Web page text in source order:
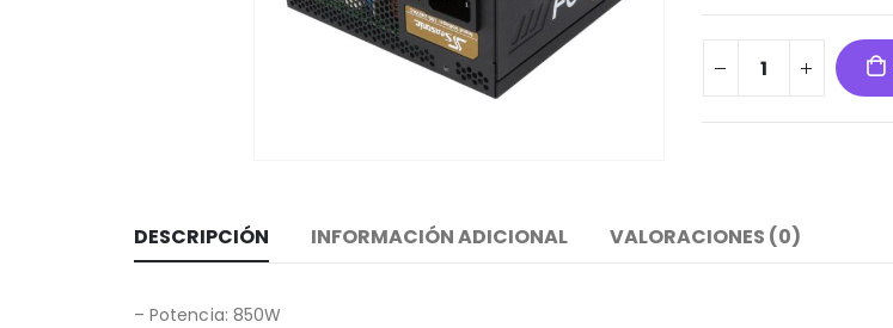
DESCRIPCIÓN INFORMACIÓN ADICIONAL VALORACIONES (0)
– Potencia: 850W